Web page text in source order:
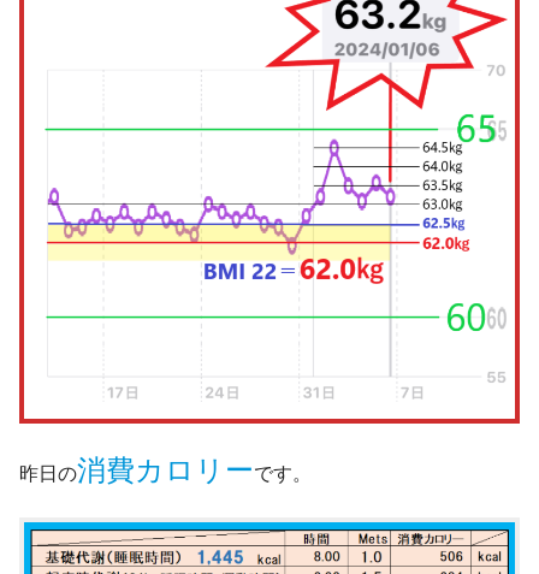
昨日の消費カロリーです。